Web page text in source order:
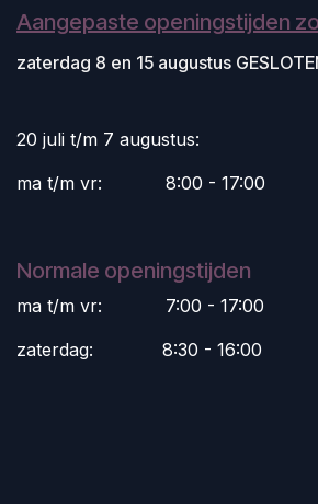
Aangepaste openingstijden
zaterdag 8 en 15 augustus
20 juli t/m 7 augustus:
ma t/m vr:
​8:00 - 17:00
Normale openingstijden
ma t/m vr:
​7:00 - 17:00
zaterdag:
​8:30 - 16:00